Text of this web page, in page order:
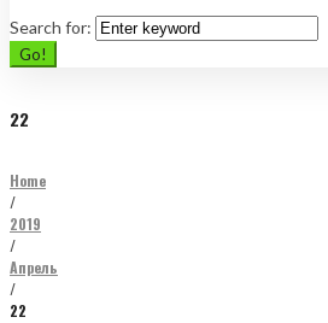
Search for:
Go!
22
Home
/
2019
/
Апрель
/
22